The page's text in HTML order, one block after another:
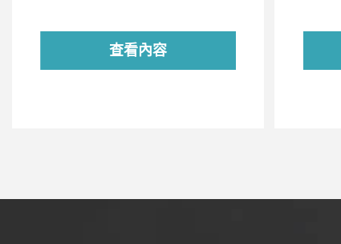
查看內容